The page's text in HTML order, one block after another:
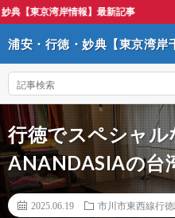
浦安・行徳・妙典【東京湾岸
行徳でスペシャル
ANANDASIAの台
2025.06.19 市川市東西線行徳